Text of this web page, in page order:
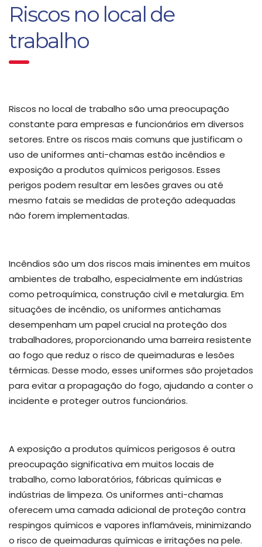
Riscos no local de
trabalho
Riscos no local de trabalho são uma preocupação
constante para empresas e funcionários em diversos
setores. Entre os riscos mais comuns que justificam o
uso de uniformes anti-chamas estão incêndios e
exposição a produtos químicos perigosos. Esses
perigos podem resultar em lesões graves ou até
mesmo fatais se medidas de proteção adequadas
não forem implementadas.
Incêndios são um dos riscos mais iminentes em muitos
ambientes de trabalho, especialmente em indústrias
como petroquímica, construção civil e metalurgia. Em
situações de incêndio, os uniformes antichamas
desempenham um papel crucial na proteção dos
trabalhadores, proporcionando uma barreira resistente
ao fogo que reduz o risco de queimaduras e lesões
térmicas. Desse modo, esses uniformes são projetados
para evitar a propagação do fogo, ajudando a conter o
incidente e proteger outros funcionários.
A exposição a produtos químicos perigosos é outra
preocupação significativa em muitos locais de
trabalho, como laboratórios, fábricas químicas e
indústrias de limpeza. Os uniformes anti-chamas
oferecem uma camada adicional de proteção contra
respingos químicos e vapores inflamáveis, minimizando
o risco de queimaduras químicas e irritações na pele.